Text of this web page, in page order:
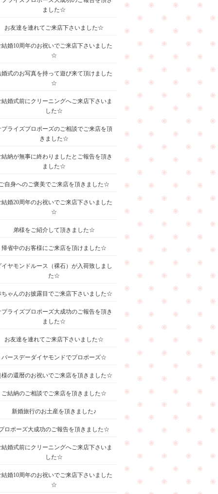
ました☆
お友達を連れてご来店下さいました☆
結婚10周年のお祝いでご来店下さいました
☆
婚式のお写真を持って遊び来て頂けました
☆
結婚式前にクリーニングへご来店下さいま
した☆
プライズプロポーズのご相談でご来店を頂
きました☆
結納が無事に終わりましたとご報告を頂き
ました☆
自身へのご褒美でご来店を頂きました☆
結婚20周年のお祝いでご来店下さいました
☆
弟様をご紹介して頂きました☆
帰省中のお客様にご来店を頂けました☆
イヤモンドルース（裸石）が入荷致しまし
た☆
ちゃんのお披露目でご来店下さいました☆
プライズプロポーズ大成功のご報告を頂き
ました☆
お友達を連れてご来店下さいました☆
バースデーダイヤモンドでプロポーズ☆
様の還暦のお祝いでご来店を頂きました☆
ご結納のご相談でご来店を頂きました☆
新婚旅行のお土産を頂きました♪
ロポーズ大成功のご報告を頂きました☆
結婚式前にクリーニングへご来店下さいま
した☆
結婚10周年のお祝いでご来店下さいました
☆